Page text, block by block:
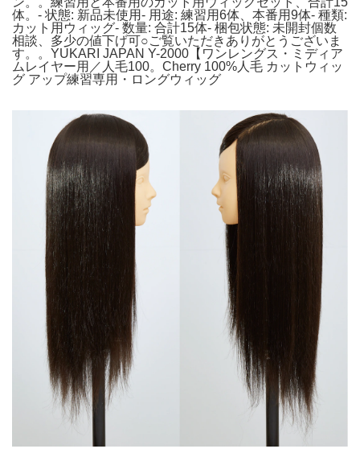
体。- 状態: 新品未使用- 用途: 練習用6体、本番用9体- 種類:
カット用ウィッグ- 数量: 合計15体- 梱包状態: 未開封個数
相談、多少の値下げ可○ご覧いただきありがとうございま
す。。YUKARI JAPAN Y-2000【ワンレングス・ミディア
ムレイヤー用／人毛100。Cherry 100%人毛 カットウィッ
グ アップ練習専用・ロングウィッグ